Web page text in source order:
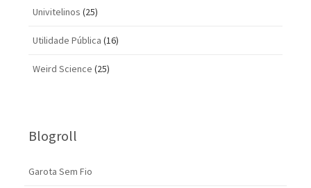
Univitelinos (25)
Utilidade Pública (16)
Weird Science (25)
Blogroll
Garota Sem Fio